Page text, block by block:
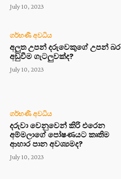
July 10, 2023
ගර්භණී අවධිය
අලුත උපන් දරුවෙකුගේ උපන් බර
අඩුවීම ගැටලුවක්ද?
July 10, 2023
ගර්භණී අවධිය
දරුවා වෙනුවෙන් කිරි එරෙන
අම්මලාගේ පෝෂණයට කෘතිම
ආහාර පාන අවශ්‍යමද?
July 10, 2023